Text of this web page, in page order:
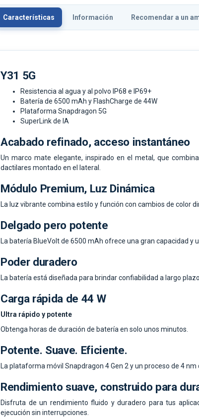
Características Información Recomendar a un
Y31 5G
Resistencia al agua y al polvo IP68 e IP69+
Batería de 6500 mAh y FlashCharge de 44W
Plataforma Snapdragon 5G
SuperLink de IA
Acabado refinado, acceso instantáneo
Un marco mate elegante, inspirado en el metal, que
dactilares montado en el lateral.
Módulo Premium, Luz Dinámica
La luz vibrante combina estilo y función con cambios de color
Delgado pero potente
La batería BlueVolt de 6500 mAh ofrece una gran capacidad y
Poder duradero
La batería está diseñada para brindar confiabilidad a largo
Carga rápida de 44 W
Ultra rápido y potente
Obtenga horas de duración de batería en solo unos minutos.
Potente. Suave. Eficiente.
La plataforma móvil Snapdragon 4 Gen 2 y un proceso de 4
Rendimiento suave, construido para
Disfruta de un rendimiento fluido y duradero para tus
ejecución sin interrupciones.